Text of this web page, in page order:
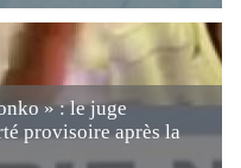
» : le juge
provisoire après la